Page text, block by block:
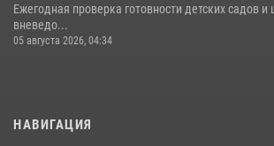
Ежегодная проверка готовности детских садов и
вневедо...
05 августа 2026, 04:34
НАВИГАЦИЯ